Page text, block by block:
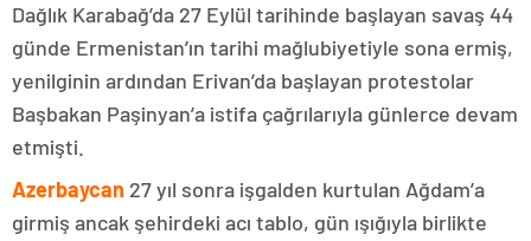
Dağlık Karabağ’da 27 Eylül tarihinde başlayan savaş 44
günde Ermenistan’ın tarihi mağlubiyetiyle sona ermiş,
yenilginin ardından Erivan’da başlayan protestolar
Başbakan Paşinyan’a istifa çağrılarıyla günlerce devam
etmişti.
Azerbaycan 27 yıl sonra işgalden kurtulan Ağdam’a
girmiş ancak şehirdeki acı tablo, gün ışığıyla birlikte